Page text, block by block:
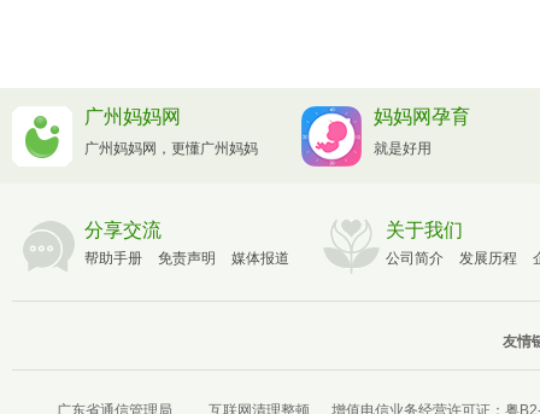
广州妈妈网
广州妈妈网，更懂广州妈妈
妈妈网孕育
就是好用
分享交流
帮助手册 免责声明 媒体报道
关于我们
公司简介 发展历程
友情
广东省通信管理局 互联网清理整顿 增值电信业务经营许可证： 粤